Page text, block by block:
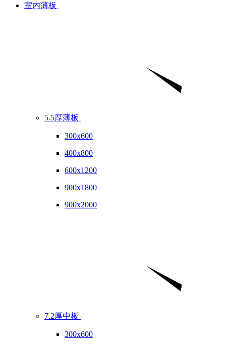
室内薄板
5.5厚薄板
300x600
400x800
600x1200
900x1800
900x2000
7.2厚中板
300x600